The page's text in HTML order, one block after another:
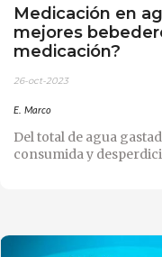
Medicación en
mejores
medicación?
26-oct-2023
E. Marco
Del total de agua
consumida y